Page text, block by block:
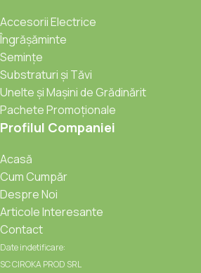
Accesorii Electrice
Îngrășăminte
Semințe
Substraturi și Tăvi
Unelte și Mașini de Grădinărit
Pachete Promoționale
Profilul Companiei
Acasă
Cum Cumpăr
Despre Noi
Articole Interesante
Contact
Date indetificare:
SC CIROKA PROD SRL